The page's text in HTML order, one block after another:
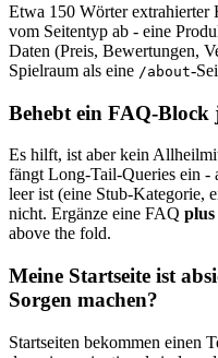
Etwa 150 Wörter extrahierter
vom Seitentyp ab - eine
Daten (Preis, Bewertungen,
Spielraum als eine /about-
Behebt ein FAQ-Block
Es hilft, ist aber kein
fängt Long-Tail-Queries ein -
leer ist (eine Stub-Kategorie,
nicht. Ergänze eine FAQ plus
above the fold.
Meine Startseite ist
Sorgen machen?
Startseiten bekommen einen